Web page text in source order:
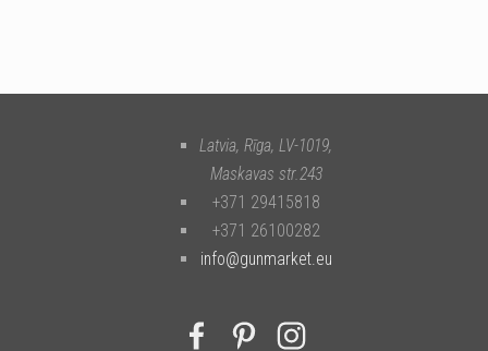
Latvia, Rīga, LV-1019,
Maskavas str.243
+371 29415818
+371 26100282
info@gunmarket.eu